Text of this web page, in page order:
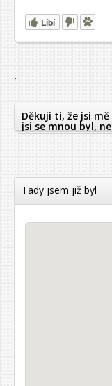
Líbí
`
Děkuji ti, že jsi
jsi se mnou byl,
Tady jsem již byl